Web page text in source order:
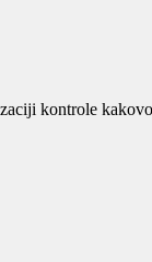
kontrole